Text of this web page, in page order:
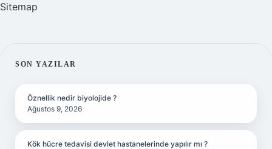
Sitemap
SIDEBAR
SON YAZILAR
Öznellik nedir biyolojide ?
Ağustos 9, 2026
Kök hücre tedavisi devlet hastanelerinde yapılır mı ?